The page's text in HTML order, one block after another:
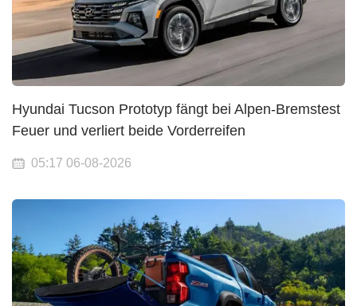
Hyundai Tucson Prototyp fängt bei Alpen-Bremstest
Feuer und verliert beide Vorderreifen
05:17 06-08-2026